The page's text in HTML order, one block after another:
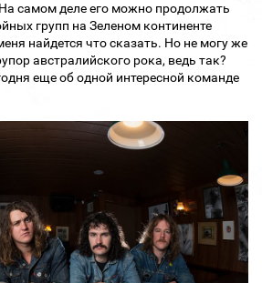
самом деле его можно продолжать
групп на Зеленом континенте
найдется что сказать. Но не могу же
австралийского рока, ведь так?
еще об одной интересной команде